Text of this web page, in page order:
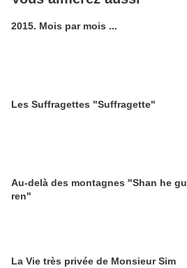
2015. Mois par mois ...
Les Suffragettes "Suffragette"
Au-delà des montagnes "Shan he gu
ren"
La Vie très privée de Monsieur Sim